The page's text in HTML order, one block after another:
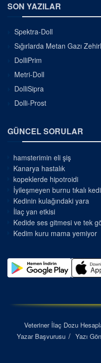
SON YAZILAR
Spektra-Doll
Sığırlarda Metan Gazı
DolliPrim
Metri-Doll
DolliSipra
Dolli-Prost
GÜNCEL SORULAR
hamsterimin eli şiş
Kanarya hastalık
kopeklerde hipotroidi
İyileşmeyen burnu tıkalı
Kedinin kulağındaki yara
İlaç yan etkisi
Kedide ses gitmesi ve tek
Kedim kuru mama yemiyor
Veteriner İlaç Dozu
Yazar Başvurusu
Yazı